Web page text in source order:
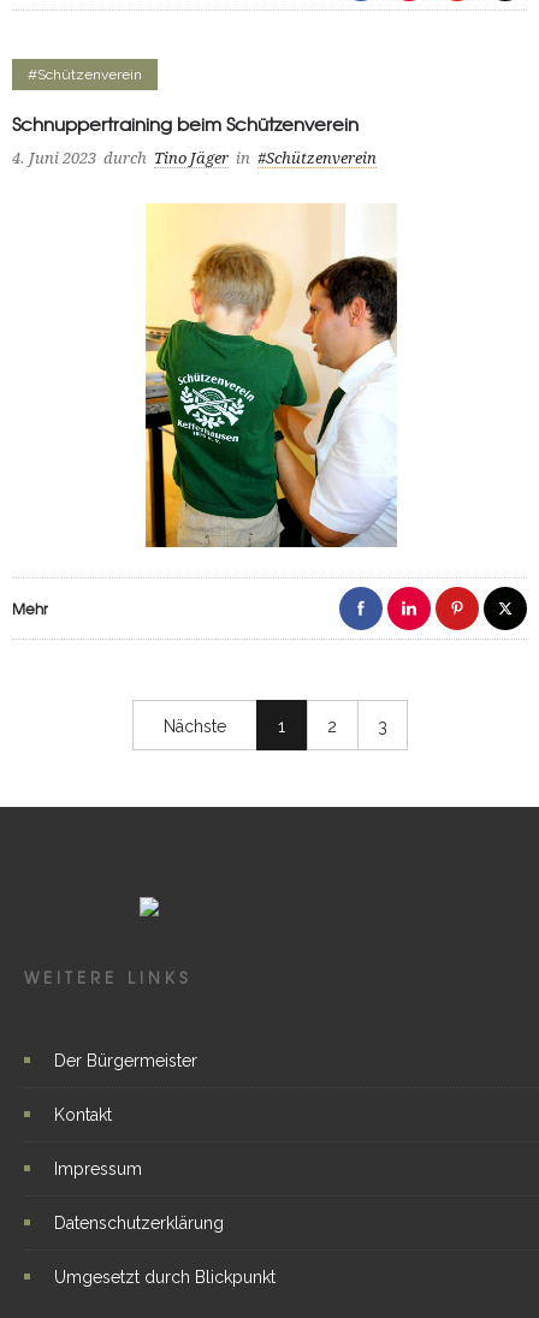
#Schützenverein
Schnuppertraining beim Schützenverein
4. Juni 2023 durch Tino Jäger in #Schützenverein
Mehr
Nächste 1 2 3
WEITERE LINKS
Der Bürgermeister
Kontakt
Impressum
Datenschutzerklärung
Umgesetzt durch Blickpunkt